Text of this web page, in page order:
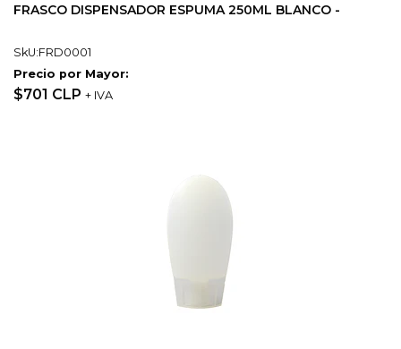
FRASCO DISPENSADOR ESPUMA 250ML BLANCO -
SkU:FRD0001
Precio por Mayor:
$701 CLP + IVA